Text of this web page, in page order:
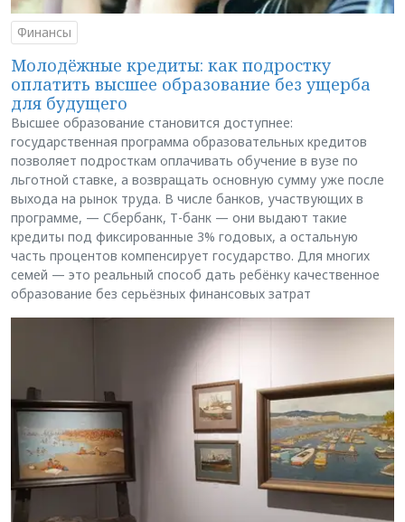
Финансы
Молодёжные кредиты: как подростку
оплатить высшее образование без ущерба
для будущего
Высшее образование становится доступнее:
государственная программа образовательных кредитов
позволяет подросткам оплачивать обучение в вузе по
льготной ставке, а возвращать основную сумму уже после
выхода на рынок труда. В числе банков, участвующих в
программе, — Сбербанк, Т-банк — они выдают такие
кредиты под фиксированные 3% годовых, а остальную
часть процентов компенсирует государство. Для многих
семей — это реальный способ дать ребёнку качественное
образование без серьёзных финансовых затрат